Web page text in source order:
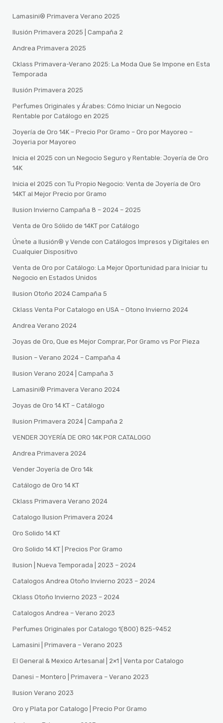
Lamasini® Primavera Verano 2025
Ilusión Primavera 2025 | Campaña 2
Andrea Primavera 2025
Cklass Primavera-Verano 2025: La Moda Que Se Impone en Esta
Temporada
Ilusión Primavera 2025
Perfumes Originales y Árabes: Cómo Iniciar un Negocio
Rentable por Catálogo en 2025
Joyería de Oro 14K – Precio Por Gramo – Oro por Mayoreo –
Joyeria por Mayoreo
Inicia el 2025 con un Negocio Seguro y Rentable: Joyería de Oro
14K
Inicia el 2025 con Tu Propio Negocio: Venta de Joyería de Oro
14KT al Mejor Precio por Gramo
Ilusion Invierno Campaña 8 – 2024 – 2025
Venta de Oro Sólido de 14KT por Catálogo
Únete a Ilusión® y Vende con Catálogos Impresos y Digitales en
Cualquier Dispositivo
Venta de Oro por Catálogo: La Mejor Oportunidad para Iniciar tu
Negocio en Estados Unidos
Ilusion Otoño 2024 Campaña 5
Cklass Venta Por Catalogo en USA – Otono Invierno 2024
Andrea Verano 2024
Joyas de Oro, Que es Mejor Comprar, Por Gramo vs Por Pieza
Ilusion – Verano 2024 – Campaña 4
Ilusion Verano 2024 | Campaña 3
Lamasini®️ Primavera Verano 2024
Joyas de Oro 14 KT – Catálogo
Ilusion Primavera 2024 | Campaña 2
VENDER JOYERÍA DE ORO 14K POR CATALOGO
Andrea Primavera 2024
Vender Joyería de Oro 14k
Catálogo de Oro 14 KT
Cklass Primavera Verano 2024
Catalogo Ilusion Primavera 2024
Oro Solido 14 KT
Oro Solido 14 KT | Precios Por Gramo
Ilusion | Nueva Temporada | 2023 – 2024
Catalogos Andrea Otoño Invierno 2023 – 2024
Cklass Otoño Invierno 2023 – 2024
Catalogos Andrea – Verano 2023
Perfumes Originales por Catalogo 1(800) 825-9452
Lamasini | Primavera – Verano 2023
El General & Mexico Artesanal | 2×1 | Venta por Catalogo
Danesi – Montero | Primavera – Verano 2023
Ilusion Verano 2023
Oro y Plata por Catalogo | Precio Por Gramo